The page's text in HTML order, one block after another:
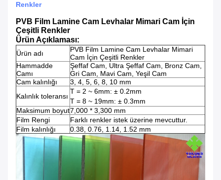
Renkler
PVB Film Lamine Cam Levhalar Mimari Cam İçin
Çeşitli Renkler
Ürün Açıklaması:
Ürün adı
PVB Film Lamine Cam Levhalar Mimari
Cam İçin Çeşitli Renkler
Hammadde
Camı
Şeffaf Cam, Ultra Şeffaf Cam, Bronz Cam,
Gri Cam, Mavi Cam, Yeşil Cam
Cam kalınlığı
3, 4, 5, 6, 8, 10 mm
Kalınlık toleransı
T = 2 ~ 6mm: ± 0.2mm
T = 8 ~ 19mm: ± 0.3mm
Maksimum boyut7,000 * 3,300 mm
Film Rengi
Farklı renkler istek üzerine mevcuttur.
Film kalınlığı
0.38, 0.76, 1.14, 1.52 mm